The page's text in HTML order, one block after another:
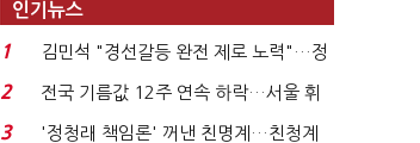
인기뉴스
1
김민석 "경선갈등 완전 제로 노력"…정
청래 "반명 공세 사...
2
전국 기름값 12주 연속 하락…서울 휘
발윳값 1909원...
3
'정청래 책임론' 꺼낸 친명계…친청계